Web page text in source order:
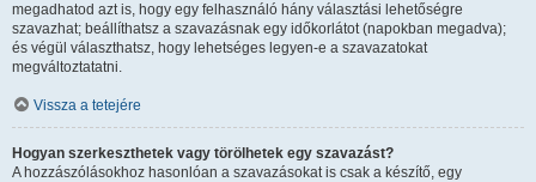
megadhatod azt is, hogy egy felhasználó hány választási lehetőségre
szavazhat; beállíthatsz a szavazásnak egy időkorlátot (napokban megadva);
és végül választhatsz, hogy lehetséges legyen-e a szavazatokat
megváltoztatatni.
Vissza a tetejére
Hogyan szerkeszthetek vagy törölhetek egy szavazást?
A hozzászólásokhoz hasonlóan a szavazásokat is csak a készítő, egy